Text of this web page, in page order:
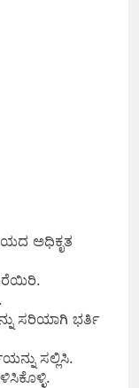
ಅಧಿಕೃತ
ಸರಿಯಾಗಿ ಭರ್ತಿ
ಸಲ್ಲಿಸಿ.